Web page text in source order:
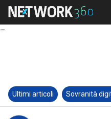
Ultimi articoli Sovranità